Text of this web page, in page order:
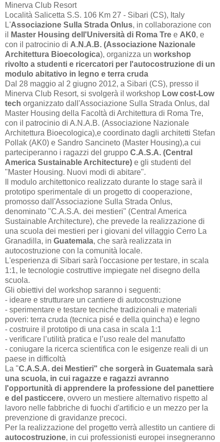
Minerva Club Resort
Località Salicetta S.S. 106 Km 27 - Sibari (CS), Italy
L'Associazione Sulla Strada Onlus, in collaborazione con
il
Master Housing dell'Università di Roma Tre e AK0, e
con il patrocinio di A.N.A.B. (Associazione Nazionale
Architettura Bioecologica), organizza un workshop
rivolto a studenti e ricercatori per l'autocostruzione di un
modulo abitativo in legno e terra cruda
Dal 28 maggio al 2 giugno 2012, a Sibari (CS), presso il
Minerva Club Resort, si svolgerà il workshop Low cost-Low
tech organizzato dall'Associazione Sulla Strada Onlus, dal
Master Housing della Facoltà di Architettura di Roma Tre,
con il patrocinio di A.N.A.B. (Associazione Nazionale
Architettura Bioecologica),e coordinato dagli architetti Stefan
Pollak (AK0) e Sandro Sancineto (Master Housing),a cui
parteciperanno i ragazzi del gruppo C.A.S.A. (Central
America Sustainable Architecture) e gli studenti del
"Master Housing. Nuovi modi di abitare".
Il modulo architettonico realizzato durante lo stage sarà il
prototipo sperimentale di un progetto di cooperazione,
promosso dall'Associazione Sulla Strada Onlus,
denominato "C.A.S.A. dei mestieri" (Central America
Sustainable Architecture), che prevede la realizzazione di
una scuola dei mestieri per i giovani del villaggio Cerro La
Granadilla, in Guatemala, che sarà realizzata in
autocostruzione con la comunità locale.
L'esperienza di Sibari sarà l'occasione per testare, in scala
1:1, le tecnologie costruttive impiegate nel disegno della
scuola.
Gli obiettivi del workshop saranno i seguenti:
- ideare e strutturare un cantiere di autocostruzione
- sperimentare e testare tecniche tradizionali e materiali
poveri: terra cruda (tecnica pisé e della quincha) e legno
- costruire il prototipo di una casa in scala 1:1
- verificare l’utilità pratica e l’uso reale del manufatto
- coniugare la ricerca scientifica con le esigenze reali di un
paese in difficoltà
La "C.A.S.A. dei Mestieri" che sorgerà in Guatemala sarà
una scuola, in cui ragazze e ragazzi avranno
l'opportunità di apprendere la professione del panettiere
e del pasticcere, ovvero un mestiere alternativo rispetto al
lavoro nelle fabbriche di fuochi d'artificio e un mezzo per la
prevenzione di gravidanze precoci.
Per la realizzazione del progetto verrà allestito un cantiere di
autocostruzione, in cui professionisti europei insegneranno